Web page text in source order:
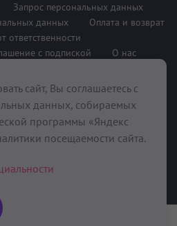
Запрос персональных данных
данных
Оплата и возврат
ответственности
с подпиской О нас
сайт, Вы соглашаетесь с
данных, собираемых
программы «Яндекс
посещаемости сайта.